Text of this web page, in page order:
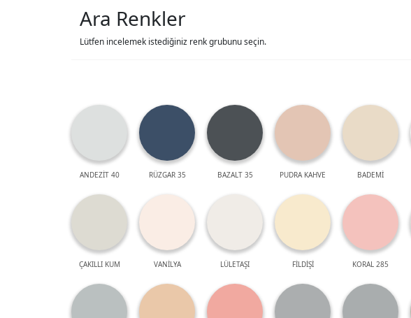
Ara Renkler
Lütfen incelemek istediğiniz renk grubunu seçin.
ANDEZİT 40 RÜZGAR 35 BAZALT 35 PUDRA KAHVE BADEMİ
ÇAKILLI KUM VANİLYA LÜLETAŞI FİLDİŞİ KORAL 285